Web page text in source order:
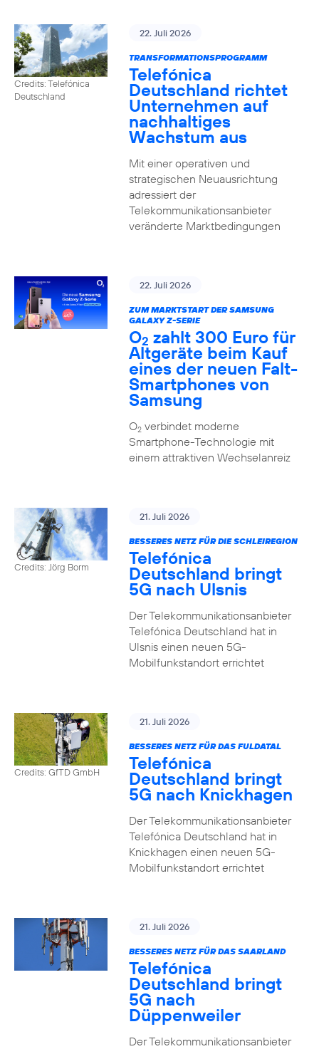
Credits: Telefónica
Deutschland
22. Juli 2026
TRANSFORMATIONSPROGRAMM
Telefónica
Deutschland richtet
Unternehmen auf
nachhaltiges
Wachstum aus
Mit einer operativen und
strategischen Neuausrichtung
adressiert der
Telekommunikationsanbieter
veränderte Marktbedingungen
22. Juli 2026
ZUM MARKTSTART DER SAMSUNG
GALAXY Z-SERIE
O2 zahlt 300 Euro für
Altgeräte beim Kauf
eines der neuen Falt-
Smartphones von
Samsung
O2verbindet moderne
Smartphone-Technologie mit
einem attraktiven Wechselanreiz
Credits: Jörg Borm
21. Juli 2026
BESSERES NETZ FÜR DIE SCHLEIREGION
Telefónica
Deutschland bringt
5G nach Ulsnis
Der Telekommunikationsanbieter
Telefónica Deutschland hat in
Ulsnis einen neuen 5G-
Mobilfunkstandort errichtet
Credits: GfTD GmbH
21. Juli 2026
BESSERES NETZ FÜR DAS FULDATAL
Telefónica
Deutschland bringt
5G nach Knickhagen
Der Telekommunikationsanbieter
Telefónica Deutschland hat in
Knickhagen einen neuen 5G-
Mobilfunkstandort errichtet
21. Juli 2026
BESSERES NETZ FÜR DAS SAARLAND
Telefónica
Deutschland bringt
5G nach
Düppenweiler
Der Telekommunikationsanbieter